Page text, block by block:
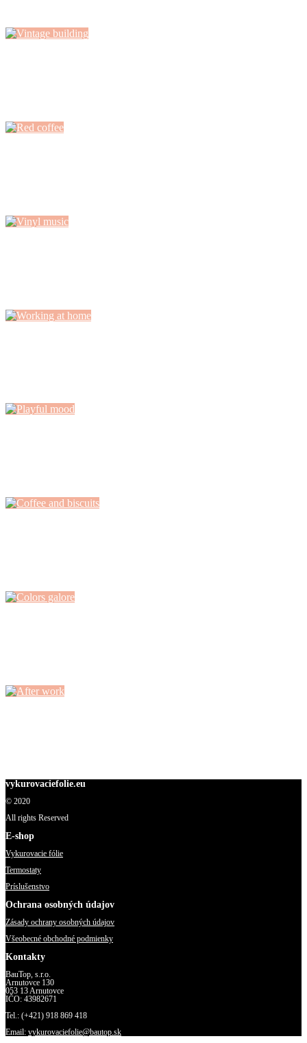
vykurovaciefolie.eu
© 2020
All rights Reserved
E-shop
Vykurovacie fólie
Termostaty
Príslušenstvo
Ochrana osobných údajov
Zásady ochrany osobných údajov
Všeobecné obchodné podmienky
Kontakty
BauTop, s.r.o.
Arnutovce 130
053 13 Arnutovce
IČO: 43982671
Tel.: (+421) 918 869 418
Email: vykurovaciefolie@bautop.sk